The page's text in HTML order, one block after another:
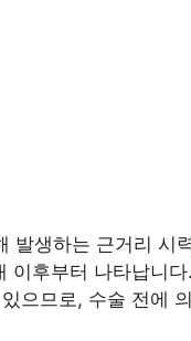
발생하는 근거리
이후부터 나타납니
으므로, 수술 전에